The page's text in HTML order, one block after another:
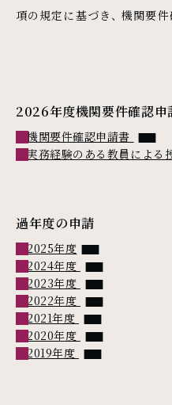
項の規定に基づき、 機関要
2026年度機関要件確認申
機関要件確認申請書 PDFフ
実務経験のある教員による
過年度の申請
2025年度PDFファイル
2024年度 PDFファイル
2023年度 PDFファイル
2022年度 PDFファイル
2021年度 PDFファイル
2020年度 PDFファイル
2019年度 PDFファイル